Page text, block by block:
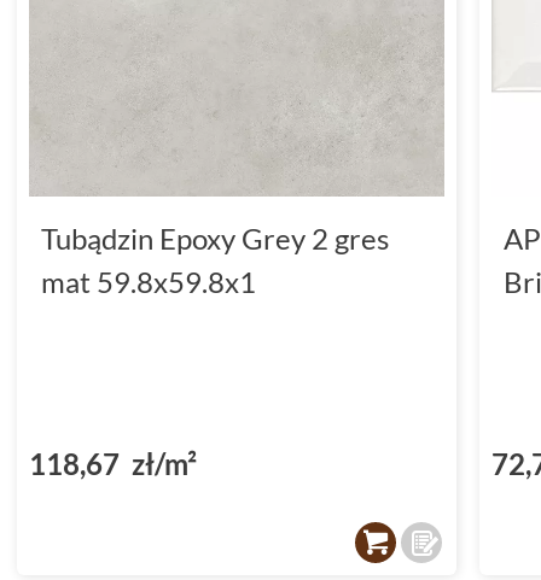
Tubądzin Epoxy Grey 2 gres
mat 59.8x59.8x1
118,67 zł/m²